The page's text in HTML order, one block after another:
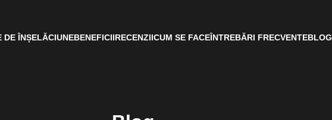
DE ÎNȘELĂCIUNEBENEFICIIRECENZIICUM SE FACEÎNTREBĂRI FRECVENTEBLOG